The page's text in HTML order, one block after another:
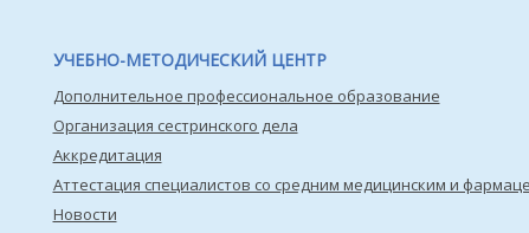
УЧЕБНО-МЕТОДИЧЕСКИЙ ЦЕНТР
Дополнительное профессиональное образование
Организация сестринского дела
Аккредитация
Аттестация специалистов со средним медицинским и
Новости